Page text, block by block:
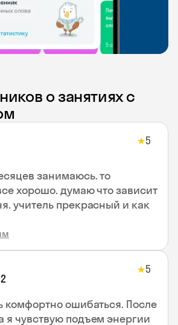
о занятиях с
★5
занимаюсь. то
хорошо. думаю что зависит
учитель прекрасный и как
★5
комфортно ошибаться. После
я чувствую подъем энергии